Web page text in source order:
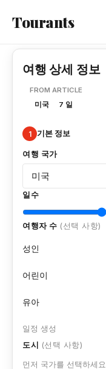
Tourants
여행 상세 정보
FROM ARTICLE
미국
7 일
1 기본 정보
여행 국가
일수
여행자 수 (선택 사항)
성인
어린이
유아
일정 생성
도시 (선택 사항)
먼저 국가를 선택하세요